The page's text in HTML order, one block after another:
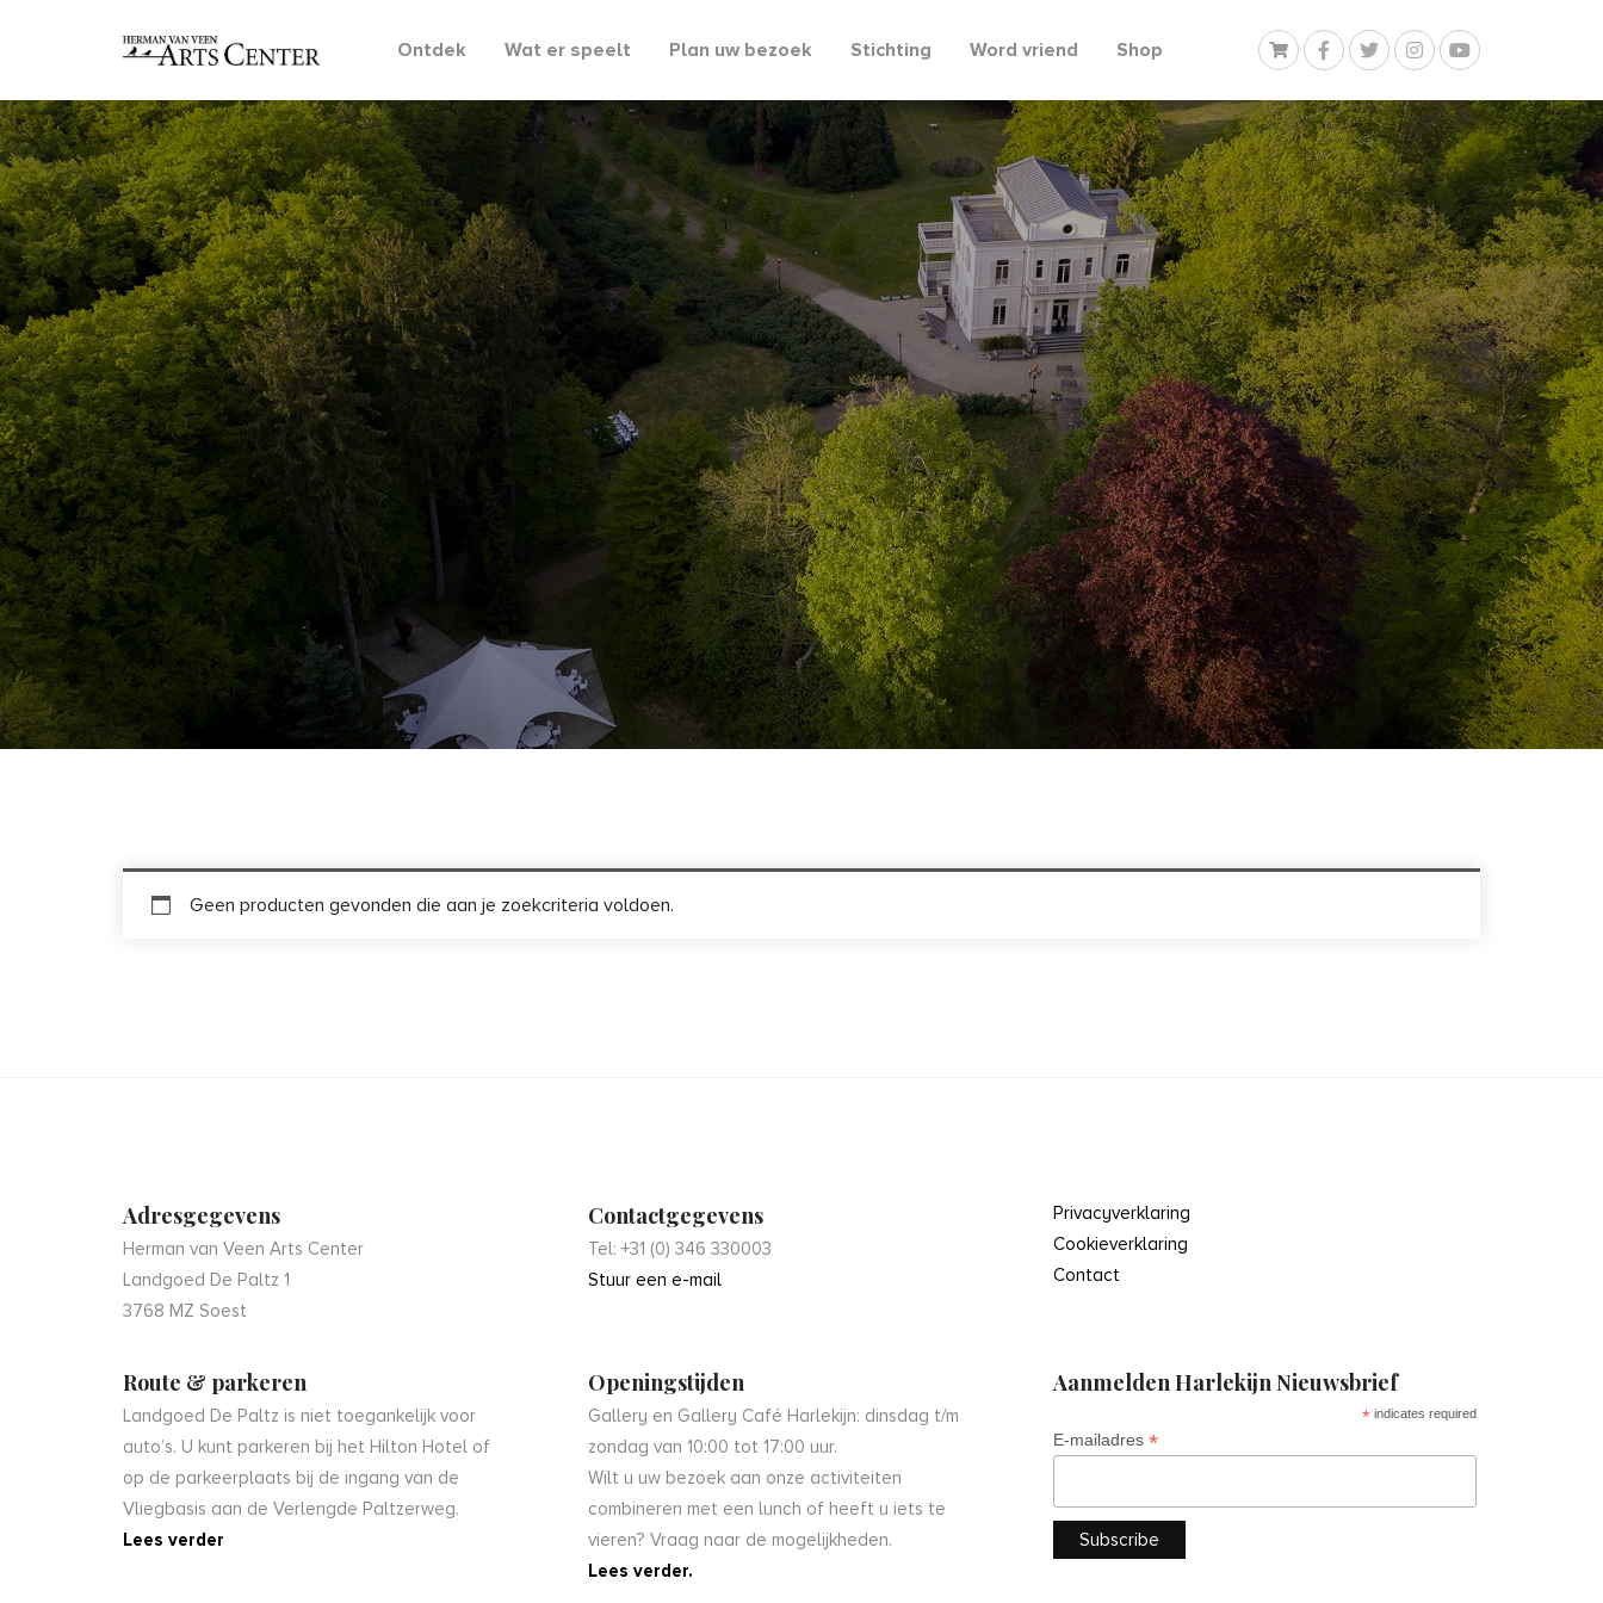
Ontdek Wat er speelt Plan uw bezoek Stichting Word vriend Shop
Geen producten gevonden die aan je zoekcriteria voldoen.
Adresgegevens
Herman van Veen Arts Center
Landgoed De Paltz 1
3768 MZ Soest
Route & parkeren
Landgoed De Paltz is niet toegankelijk voor
auto’s. U kunt parkeren bij het Hilton Hotel of
op de parkeerplaats bij de ingang van de
Vliegbasis aan de Verlengde Paltzerweg.
Lees verder
Contactgegevens
Tel: +31 (0) 346 330003
Stuur een e-mail
Openingstijden
Gallery en Gallery Café Harlekijn: dinsdag t/m
zondag van 10:00 tot 17:00 uur.
Wilt u uw bezoek aan onze activiteiten
combineren met een lunch of heeft u iets te
vieren? Vraag naar de mogelijkheden.
Lees verder.
Privacyverklaring
Cookieverklaring
Contact
Aanmelden Harlekijn Nieuwsbrief
* indicates required
E-mailadres *